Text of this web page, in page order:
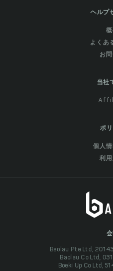
ヘルプ
よくあ
お
当社
ポ
個人
利
Baolau Pte Ltd,
Baolau Co Ltd,
Boeki Up Co Ltd,